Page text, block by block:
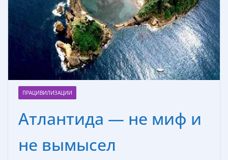
ПРАЦИВИЛИЗАЦИИ
Атлантида — не миф и
не вымысел